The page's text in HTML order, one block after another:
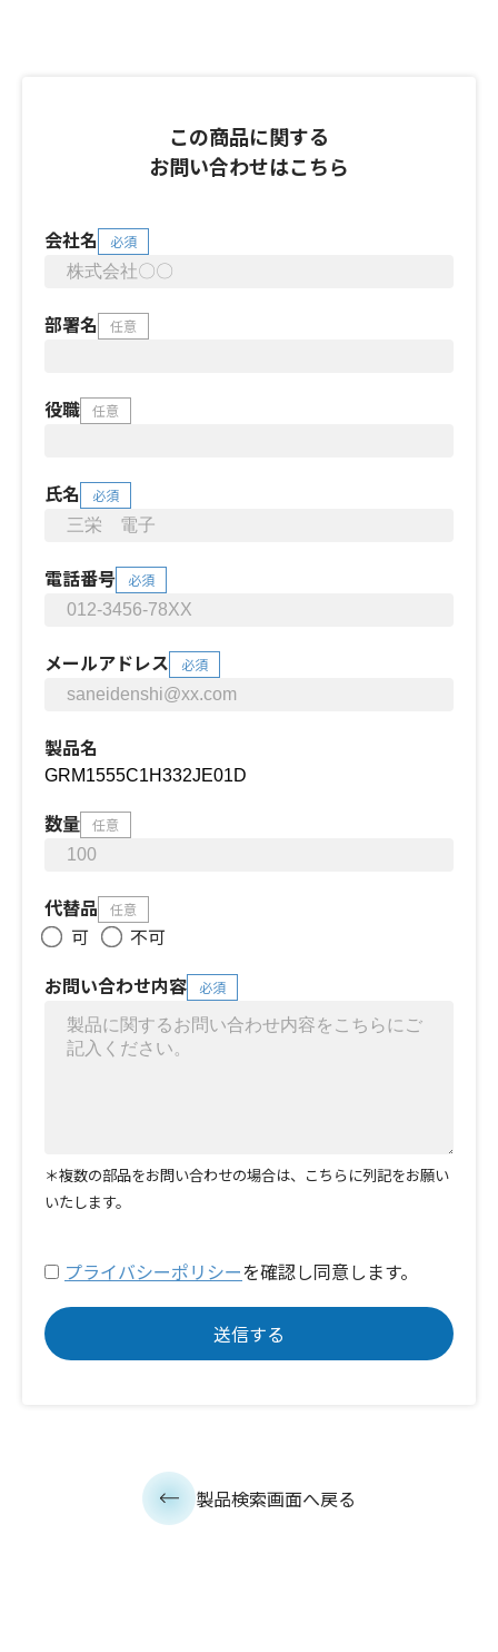
この商品に関する
お問い合わせはこちら
会社名 必須
部署名 任意
役職 任意
氏名 必須
電話番号 必須
メールアドレス 必須
製品名
数量 任意
代替品 任意
可
不可
お問い合わせ内容
必須
＊複数の部品をお問い合わせの場合は、こちらに列記をお願い
いたします。
プライバシーポリシーを確認し同意します。
製品検索画面へ戻る